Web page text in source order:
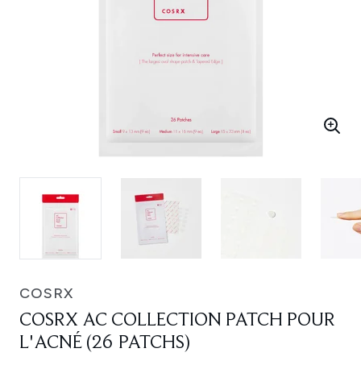
COSRX
COSRX AC COLLECTION PATCH POUR
L'ACNÉ (26 PATCHS)